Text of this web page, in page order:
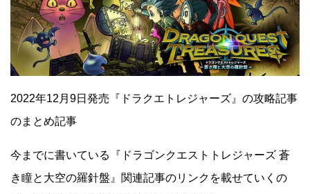
2022年12月9日発売『ドラクエトレジャーズ』の攻略記事
のまとめ記事
今までに書いている『ドラゴンクエストトレジャーズ 蒼
き瞳と大空の羅針盤』関連記事のリンクを載せていくの